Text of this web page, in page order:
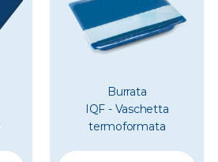
Burrata
IQF - Vaschetta
termoformata